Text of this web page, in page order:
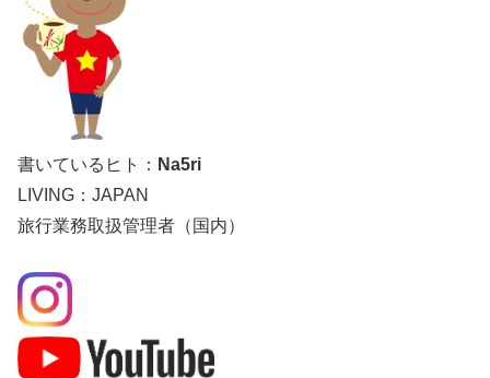
書いているヒト： Na5ri
LIVING：JAPAN
旅行業務取扱管理者（国内）